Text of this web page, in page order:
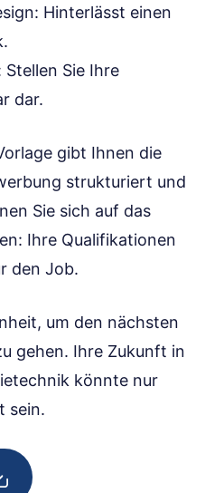
Hinterlässt einen
Sie Ihre
dar.
gibt Ihnen die
strukturiert und
Sie sich auf das
Ihre Qualifikationen
den Job.
um den nächsten
gehen. Ihre Zukunft in
könnte nur
sein.